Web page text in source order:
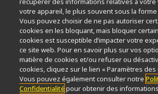
Resolution CalculatorPubScopeOEM
Nikon Small World
MicroscopyU
Autres Produits Nikon
Produits d'imagerie
Microscopie industrielle et métrologie
Systèmes de lithographie à semi-
votre appareil, le plus souvent sous la
Vous pouvez choisir de ne pas autoriser
cookies en les bloquant, mais bloquer
cookies est susceptible d’impacter votre
ce site web. Pour en savoir plus sur vos
matière de cookies et/ou refuser ou
cookies, cliquez sur le lien « Paramètres des
Vous pouvez également consulter notre
Confidentialitépour obtenir des informations